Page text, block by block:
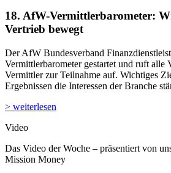
18. AfW-Vermittlerbarometer:
Vertrieb bewegt
Der AfW Bundesverband
Vermittlerbarometer gestartet und ruft alle
Vermittler zur Teilnahme auf. Wichtiges
Ergebnissen die Interessen der Branche
> weiterlesen
Video
Das Video der Woche – präsentiert von
Mission Money